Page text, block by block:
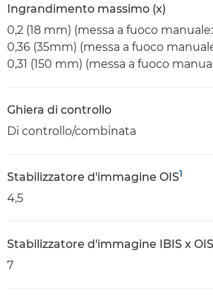
Ingrandimento massimo (x)
0,2 (18 mm) (messa a fuoco
0,36 (35mm) (messa a fuoco
0,31 (150 mm) (messa a fuoco
Ghiera di controllo
Di controllo/combinata
Stabilizzatore d'immagine OIS1
4,5
Stabilizzatore d'immagine IBIS x OIS
7